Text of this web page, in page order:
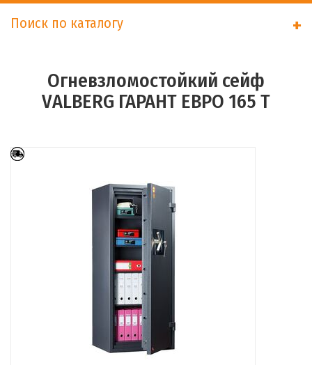
Поиск по каталогу
+
Огневзломостойкий сейф
VALBERG ГАРАНТ ЕВРО 165 Т